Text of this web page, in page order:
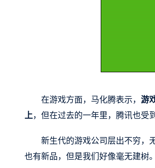
在游戏方面，马化腾表示， 游
上，但在过去的一年里，腾讯也受
新生代的游戏公司层出不穷，
也有新品，但是我们好像毫无建树。